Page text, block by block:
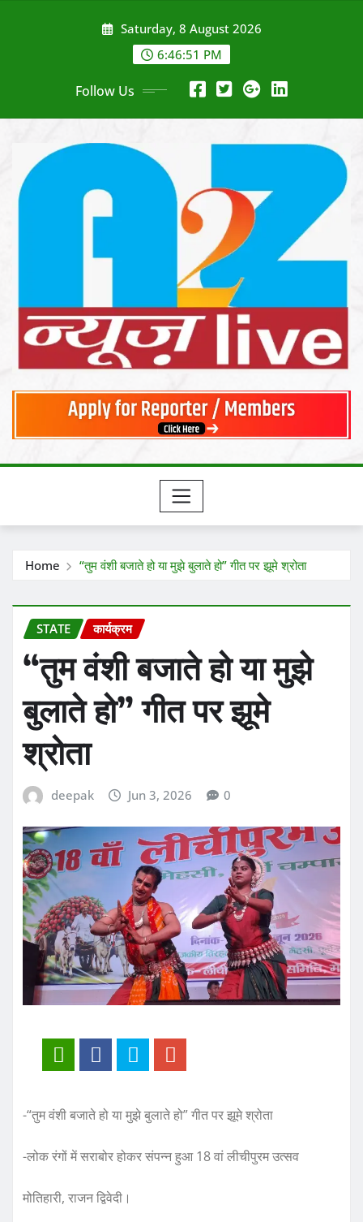
Saturday, 8 August 2026
6:46:53 PM
Follow Us
Home “तुम वंशी बजाते हो या मुझे बुलाते हो” गीत पर झूमे श्रोता
STATE कार्यक्रम
“तुम वंशी बजाते हो या मुझे
बुलाते हो” गीत पर झूमे
श्रोता
deepak Jun 3, 2026 0
-“तुम वंशी बजाते हो या मुझे बुलाते हो” गीत पर झूमे श्रोता
-लोक रंगों में सराबोर होकर संपन्न हुआ 18 वां लीचीपुरम उत्सव
मोतिहारी, राजन द्विवेदी।